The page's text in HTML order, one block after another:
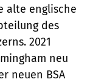
alte englische
des
2021
neu
neuen BSA